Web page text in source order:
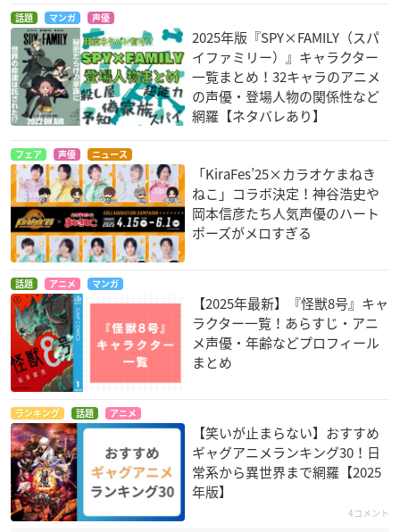
森長可
ミャウ
コシカワ・ショウヘ
イ
ハイキュー!!
岩泉一
ポケットモンスター
XY特別編 最強メガシ
ンカ～Act I～
マジンボーン
アントニオ
ミャウ
ヤール・ドゥラン
仙道清春
話題 マンガ 声優
2025年版『SPY×FAMILY（スパ
イファミリー）』キャラクター
一覧まとめ！32キャラのアニメ
の声優・登場人物の関係性など
網羅【ネタバレあり】
フェア 声優 ニュース
「KiraFes’25×カラオケまねき
ねこ」コラボ決定！神谷浩史や
岡本信彦たち人気声優のハート
ポーズがメロすぎる
話題 アニメ マンガ
【2025年最新】『怪獣8号』キャ
ラクター一覧！あらすじ・アニ
メ声優・年齢などプロフィール
まとめ
ランキング 話題 アニメ
【笑いが止まらない】おすすめ
ギャグアニメランキング30！日
常系から異世界まで網羅【2025
年版】
4コメント